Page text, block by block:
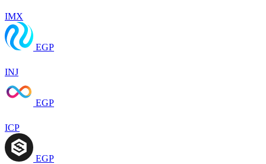
IMX
EGP
INJ
EGP
ICP
EGP